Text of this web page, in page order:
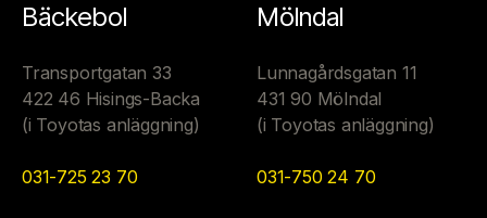
Bäckebol
Transportgatan 33
422 46 Hisings-Backa
(i Toyotas anläggning)
031-725 23 70
Mölndal
Lunnagårdsgatan 11
431 90 Mölndal
(i Toyotas anläggning)
031-750 24 70